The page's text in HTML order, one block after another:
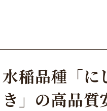
水稲品種「に
き」の高品質